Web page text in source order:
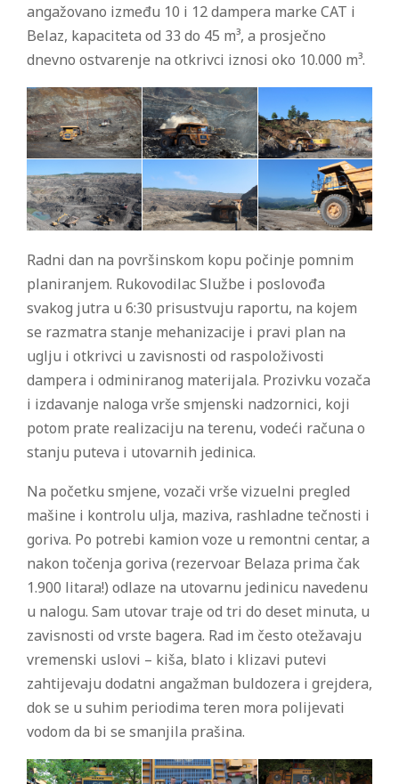
angažovano između 10 i 12 dampera marke CAT i
Belaz, kapaciteta od 33 do 45 m³, a prosječno
dnevno ostvarenje na otkrivci iznosi oko 10.000 m³.
Radni dan na površinskom kopu počinje pomnim
planiranjem. Rukovodilac Službe i poslovođa
svakog jutra u 6:30 prisustvuju raportu, na kojem
se razmatra stanje mehanizacije i pravi plan na
uglju i otkrivci u zavisnosti od raspoloživosti
dampera i odminiranog materijala. Prozivku vozača
i izdavanje naloga vrše smjenski nadzornici, koji
potom prate realizaciju na terenu, vodeći računa o
stanju puteva i utovarnih jedinica.
Na početku smjene, vozači vrše vizuelni pregled
mašine i kontrolu ulja, maziva, rashladne tečnosti i
goriva. Po potrebi kamion voze u remontni centar, a
nakon točenja goriva (rezervoar Belaza prima čak
1.900 litara!) odlaze na utovarnu jedinicu navedenu
u nalogu. Sam utovar traje od tri do deset minuta, u
zavisnosti od vrste bagera. Rad im često otežavaju
vremenski uslovi – kiša, blato i klizavi putevi
zahtijevaju dodatni angažman buldozera i grejdera,
dok se u suhim periodima teren mora polijevati
vodom da bi se smanjila prašina.